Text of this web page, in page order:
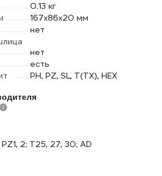
0.13 кг
167х86х20 мм
нет
нет
есть
PH, PZ, SL, T(TX), HEX
PZ1, 2; T25, 27, 30; AD